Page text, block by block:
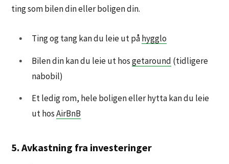
ting som bilen din eller boligen din.
Ting og tang kan du leie ut påhygglo
Bilen din kan du leie ut hosgetaround (tidligere
nabobil)
Et ledig rom, hele boligen eller hytta kan du leie
ut hosAirBnB
5. Avkastning fra investeringer